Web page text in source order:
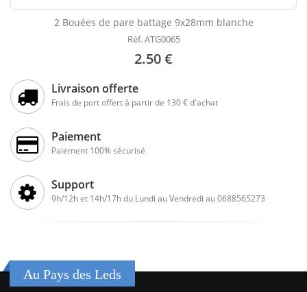
2 Bouées de pare battage 9x28mm blanche
Réf. ATG0065
2.50 €
Livraison offerte
Frais de port offert à partir de 130 € d'achat
Paiement
Paiement 100% sécurisé
Support
9h/12h et 14h/17h du Lundi au Vendredi au 0688565273
Au Pays des Leds